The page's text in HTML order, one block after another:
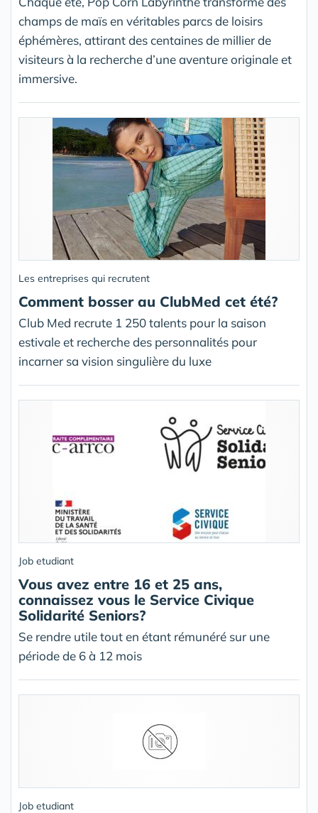
champs de maïs en véritables parcs de loisirs
éphémères, attirant des centaines de millier de
visiteurs à la recherche d’une aventure originale et
immersive.
Les entreprises qui recrutent
Comment bosser au ClubMed cet été?
Club Med recrute 1 250 talents pour la saison
estivale et recherche des personnalités pour
incarner sa vision singulière du luxe
Job etudiant
Vous avez entre 16 et 25 ans,
connaissez vous le Service Civique
Solidarité Seniors?
Se rendre utile tout en étant rémunéré sur une
période de 6 à 12 mois
Job etudiant